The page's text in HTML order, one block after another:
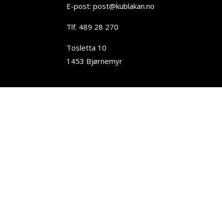
E-post: post@kublakan.no
Tlf. 489 28 270
Tosletta 10
1453 Bjørnemyr